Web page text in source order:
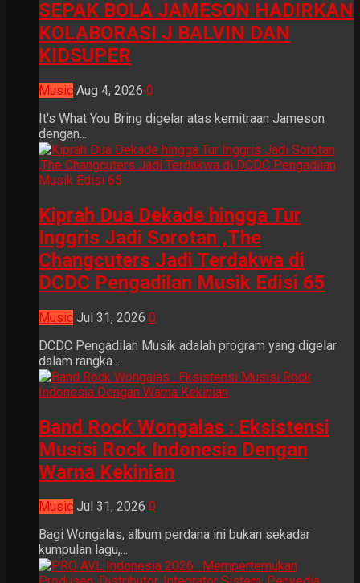
SEPAK BOLA JAMESON HADIRKAN
KOLABORASI J BALVIN DAN
KIDSUPER
Music Aug 4, 2026 0
It's What You Bring digelar atas kemitraan Jameson
dengan...
Kiprah Dua Dekade hingga Tur
Inggris Jadi Sorotan ,The
Changcuters Jadi Terdakwa di
DCDC Pengadilan Musik Edisi 65
Music Jul 31, 2026 0
DCDC Pengadilan Musik adalah program yang digelar
dalam rangka...
Band Rock Wongalas : Eksistensi
Musisi Rock Indonesia Dengan
Warna Kekinian
Music Jul 31, 2026 0
Bagi Wongalas, album perdana ini bukan sekadar
kumpulan lagu,...